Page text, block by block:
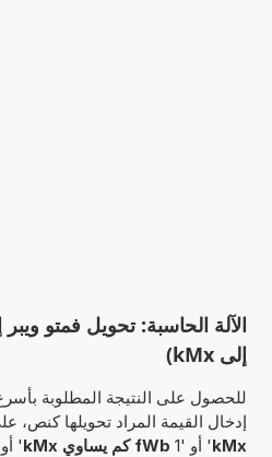
إلى kMx)
للحصول على النتيجة المطلوبة
إدخال القيمة المراد تحويلها كنص،
kMx' أو '1 fWb كم يساوي kMx '